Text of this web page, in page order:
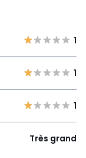
1
1
1
Très grand